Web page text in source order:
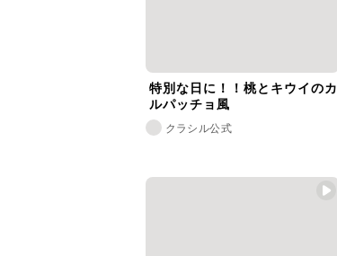
特別な日に！！桃とキウイのカ
ルパッチョ風
クラシル公式